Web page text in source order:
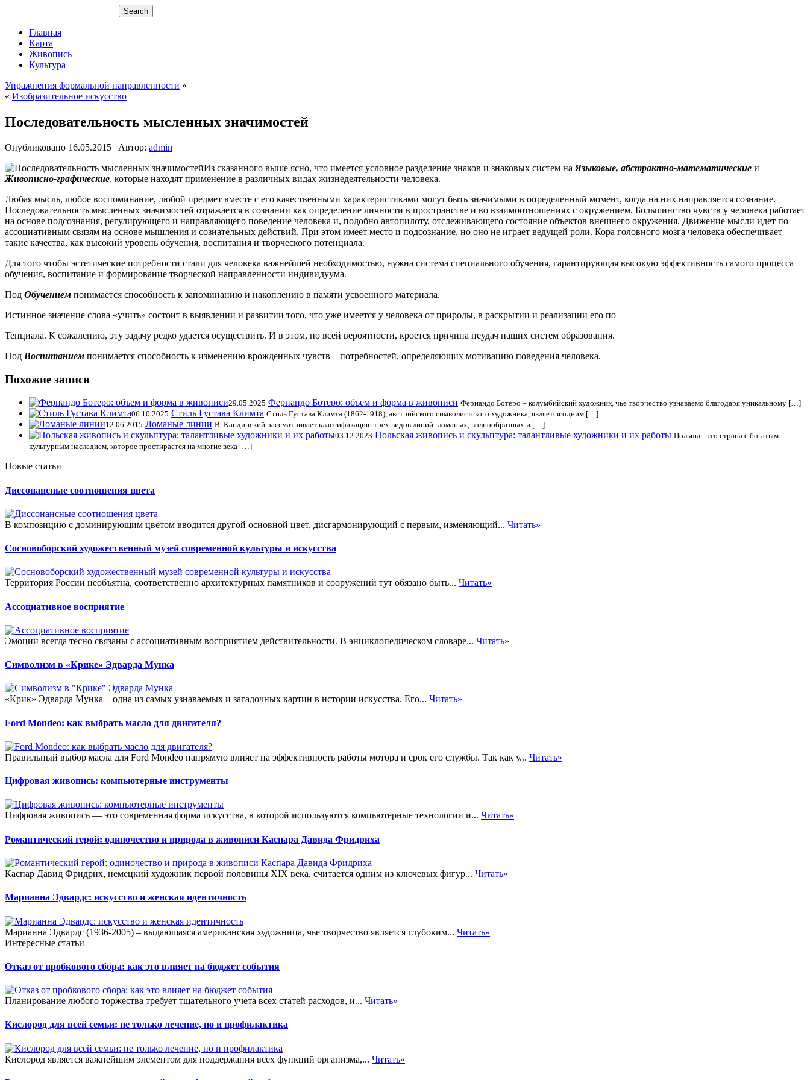
Главная
Карта
Живопись
Культура
Упражнения формальной направленности »
« Изобразительное искусство
Последовательность мысленных значимостей
Опубликовано 16.05.2015 | Автор: admin
Из сказанного выше ясно, что имеется условное разделение знаков и знаковых систем на Языковые, абстрактно-математические и
Живописно-графические, которые находят применение в различных видах жизнедеятельности человека.
Любая мысль, любое воспоминание, любой предмет вместе с его качественными характеристиками могут быть значимыми в определенный момент, когда на них направляется сознание.
Последовательность мысленных значимостей отражается в сознании как определение личности в пространстве и во взаимоотношениях с окружением. Большинство чувств у человека работает
на основе подсознания, регулирующего и направляющего поведение человека и, подобно автопилоту, отслеживающего состояние объектов внешнего окружения. Движение мысли идет по
ассоциативным связям на основе мышления и сознательных действий. При этом имеет место и подсознание, но оно не играет ведущей роли. Кора головного мозга человека обеспечивает
такие качества, как высокий уровень обучения, воспитания и творческого потенциала.
Для того чтобы эстетические потребности стали для человека важнейшей необходимостью, нужна система специального обучения, гарантирующая высокую эффективность самого процесса
обучения, воспитание и формирование творческой направленности индивидуума.
Под Обучением понимается способность к запоминанию и накоплению в памяти усвоенного материала.
Истинное значение слова «учить» состоит в выявлении и развитии того, что уже имеется у человека от природы, в раскрытии и реализации его по —
Тенциала. К сожалению, эту задачу редко удается осуществить. И в этом, по всей вероятности, кроется причина неудач наших систем образования.
Под Воспитанием понимается способность к изменению врожденных чувств—потребностей, определяющих мотивацию поведения человека.
Похожие записи
29.05.2025 Фернандо Ботеро: объем и форма в живописи Фернандо Ботеро – колумбийский художник, чье творчество узнаваемо благодаря уникальному […]
06.10.2025 Стиль Густава Климта Стиль Густава Климта (1862-1918), австрийского символистского художника, является одним […]
12.06.2015 Ломаные линии В. Кандинский рассматривает классификацию трех видов линий: ломаных, волнообразных и […]
03.12.2023 Польская живопись и скульптура: талантливые художники и их работы Польша - это страна с богатым
культурным наследием, которое простирается на многие века […]
Новые статьи
Диссонансные соотношения цвета
В композицию с доминирующим цветом вводится другой основной цвет, дисгармонирующий с первым, изменяющий... Читать»
Сосновоборский художественный музей современной культуры и искусства
Территория России необъятна, соответственно архитектурных памятников и сооружений тут обязано быть... Читать»
Ассоциативное восприятие
Эмоции всегда тесно связаны с ассоциативным восприятием действительности. В энциклопедическом словаре... Читать»
Символизм в «Крике» Эдварда Мунка
«Крик» Эдварда Мунка – одна из самых узнаваемых и загадочных картин в истории искусства. Его... Читать»
Ford Mondeo: как выбрать масло для двигателя?
Правильный выбор масла для Ford Mondeo напрямую влияет на эффективность работы мотора и срок его службы. Так как у... Читать»
Цифровая живопись: компьютерные инструменты
Цифровая живопись — это современная форма искусства, в которой используются компьютерные технологии и... Читать»
Романтический герой: одиночество и природа в живописи Каспара Давида Фридриха
Каспар Давид Фридрих, немецкий художник первой половины XIX века, считается одним из ключевых фигур... Читать»
Марианна Эдвардс: искусство и женская идентичность
Марианна Эдвардс (1936-2005) – выдающаяся американская художница, чье творчество является глубоким... Читать»
Интересные статьи
Отказ от пробкового сбора: как это влияет на бюджет события
Планирование любого торжества требует тщательного учета всех статей расходов, и... Читать»
Кислород для всей семьи: не только лечение, но и профилактика
Кислород является важнейшим элементом для поддержания всех функций организма,... Читать»